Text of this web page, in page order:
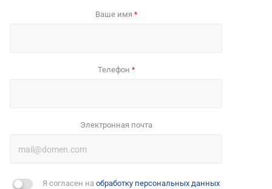
Ваше имя *
Телефон *
Электронная почта
Я согласен на обработку персональных данных